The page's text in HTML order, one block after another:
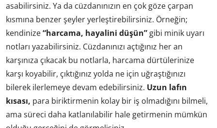
asabilirsiniz. Ya da cüzdanınızın en çok göze çarpan
kısmına benzer şeyler yerleştirebilirsiniz. Örneğin;
kendinize“harcama, hayalini düşün” gibi minik uyarı
notları yazabilirsiniz. Cüzdanınızı açtığınız her an
karşınıza çıkacak bu notlarla, harcama dürtülerinize
karşı koyabilir, çıktığınız yolda ne için uğraştığınızı
bilerek ilerlemeye devam edebilirsiniz. Uzun lafın
kısası, para biriktirmenin kolay bir iş olmadığını bilmeli,
ama süreci daha katlanılabilir hale getirmenin mümkün